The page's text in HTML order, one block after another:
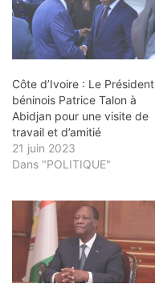
Côte d’Ivoire : Le Président
béninois Patrice Talon à
Abidjan pour une visite de
travail et d’amitié
21 juin 2023
Dans "POLITIQUE"